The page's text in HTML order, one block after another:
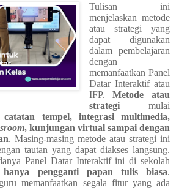
Tulisan ini
menjelaskan metode
atau strategi yang
dapat digunakan
dalam pembelajaran
dengan
memanfaatkan Panel
Datar Interaktif atau
IFP. Metode atau
strategimulai
catatan tempel, integrasi multimedia,
, kunjungan virtual sampai dengan
. Masing-masing metode atau strategi ini
tautan yang dapat diakses langsung.
Panel Datar Interaktif ini di sekolah
pengganti papan tulis biasa.
memanfaatkan segala fitur yang ada